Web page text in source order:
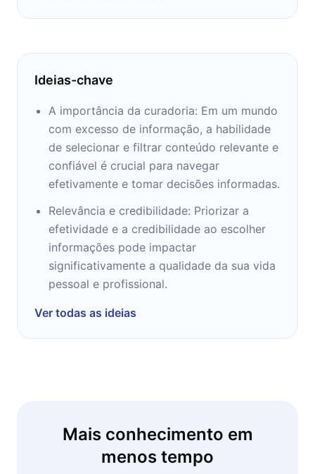
Ideias-chave
A importância da curadoria: Em um mundo
com excesso de informação, a habilidade
de selecionar e filtrar conteúdo relevante e
confiável é crucial para navegar
efetivamente e tomar decisões informadas.
Relevância e credibilidade: Priorizar a
efetividade e a credibilidade ao escolher
informações pode impactar
significativamente a qualidade da sua vida
pessoal e profissional.
Ver todas as ideias
Mais conhecimento em
menos tempo